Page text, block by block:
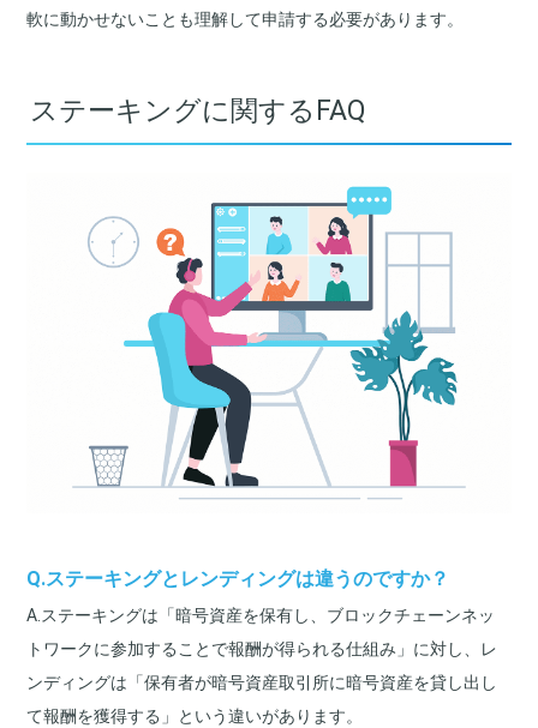
軟に動かせないことも理解して申請する必要があります。
ステーキングに関するFAQ
Q.ステーキングとレンディングは違うのですか？
A.ステーキングは「暗号資産を保有し、ブロックチェーンネッ
トワークに参加することで報酬が得られる仕組み」に対し、レ
ンディングは「保有者が暗号資産取引所に暗号資産を貸し出し
て報酬を獲得する」という違いがあります。